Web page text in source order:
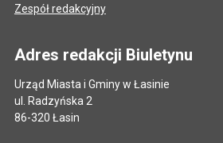
Zespół redakcyjny
Adres redakcji Biuletynu
Urząd Miasta i Gminy w Łasinie
ul. Radzyńska 2
86-320 Łasin